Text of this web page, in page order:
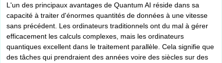
L'un des principaux avantages de Quantum AI réside dans sa
capacité à traiter d'énormes quantités de données à une vitesse
sans précédent. Les ordinateurs traditionnels ont du mal à gérer
efficacement les calculs complexes, mais les ordinateurs
quantiques excellent dans le traitement parallèle. Cela signifie que
des tâches qui prendraient des années voire des siècles sur des